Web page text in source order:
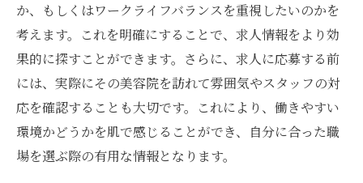
か、もしくはワークライフバランスを重視したいのかを
考えます。これを明確にすることで、求人情報をより効
果的に探すことができます。さらに、求人に応募する前
には、実際にその美容院を訪れて雰囲気やスタッフの対
応を確認することも大切です。これにより、働きやすい
環境かどうかを肌で感じることができ、自分に合った職
場を選ぶ際の有用な情報となります。